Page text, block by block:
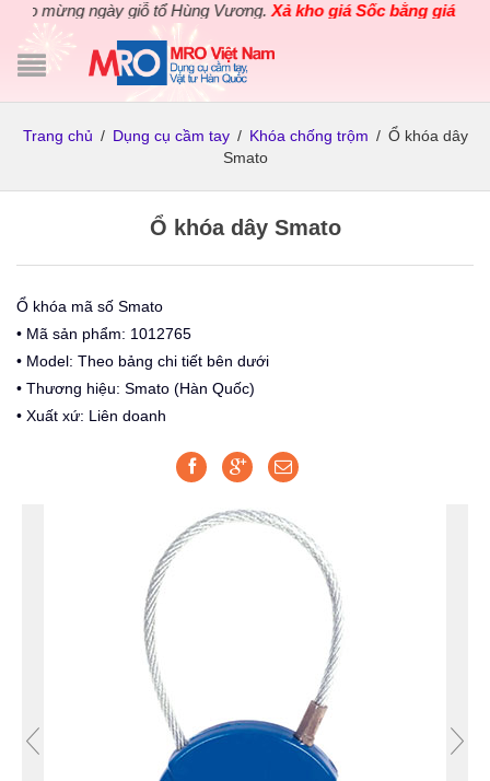
mừng ngày giỗ tổ Hùng Vương.Xả kho giá Sốc bằng giá Gốc
Trang chủ / Dụng cụ cầm tay / Khóa chống trộm / Ổ khóa dây
Smato
Ổ khóa dây Smato
Ổ khóa mã số Smato
• Mã sản phẩm: 1012765
• Model: Theo bảng chi tiết bên dưới
• Thương hiệu: Smato (Hàn Quốc)
• Xuất xứ: Liên doanh